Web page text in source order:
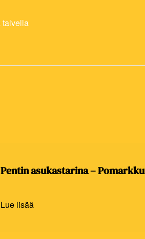
Pentin asukastarina – Pomarkku
Lue lisää